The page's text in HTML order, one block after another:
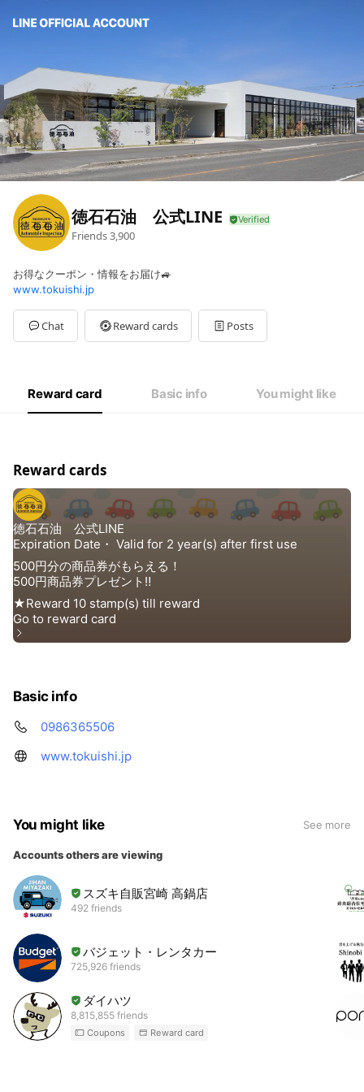
徳石石油 公式LINE
Friends3,900
お得なクーポン・情報をお届け🚙
www.tokuishi.jp
Chat Reward cards Posts
Reward card Basic info You might like
Reward cards
Basic info
0986365506
www.tokuishi.jp
You might like See more
Accounts others are viewing
スズキ自販宮崎 高鍋店
492 friends
バジェット・レンタカー
725,926 friends
ダイハツ
8,815,855 friends
Coupons Reward card